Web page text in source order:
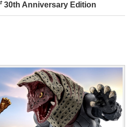
30th Anniversary Edition